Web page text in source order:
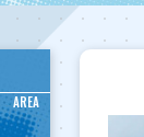
AREA